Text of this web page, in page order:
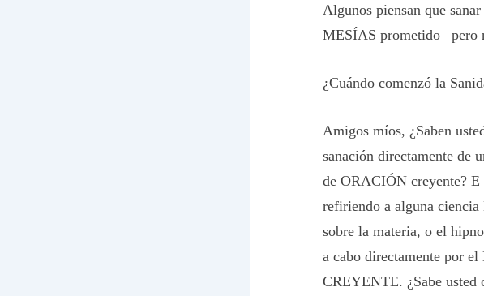
Algunos piensan que
MESÍAS prometido– pero
¿Cuándo comenzó la
Amigos míos, ¿Saben
sanación directamente de
de ORACIÓN creyente?
refiriendo a alguna
sobre la materia, o el
a cabo directamente por
CREYENTE. ¿Sabe usted